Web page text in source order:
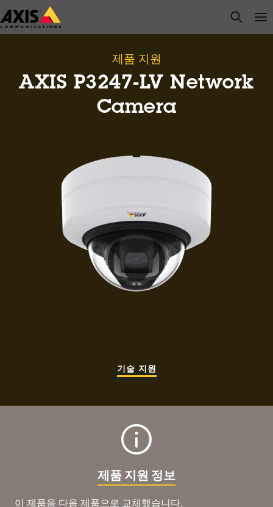
주
요
open
제품 지원
AXIS P3247-LV Network
Camera
기술 지원
제품 지원 정보
이 제품을 다음 제품으로 교체했습니다.